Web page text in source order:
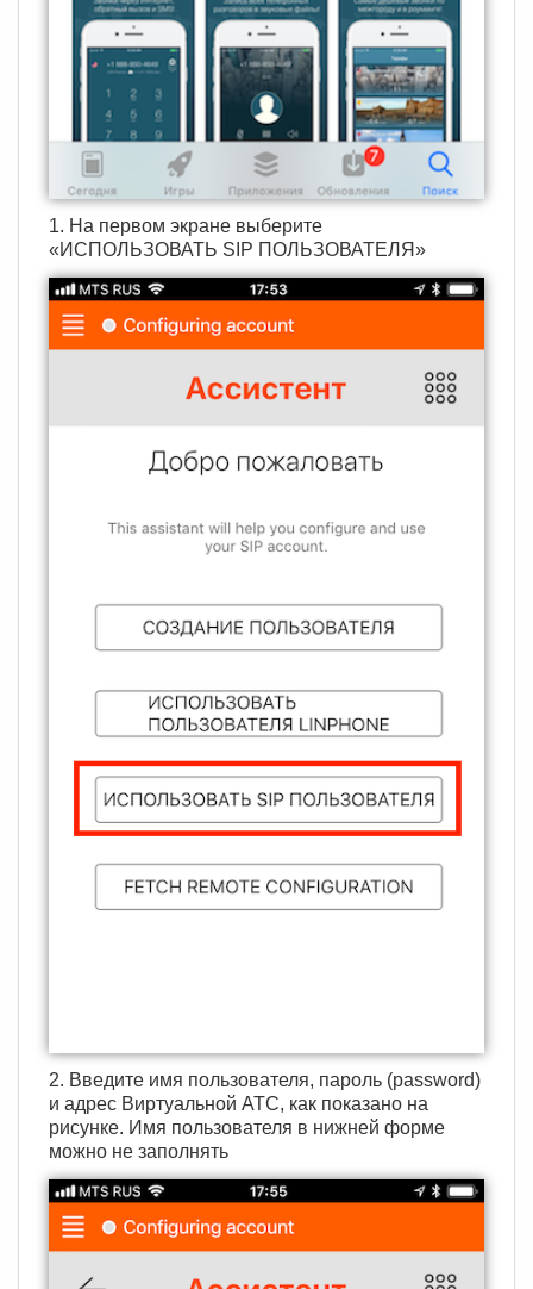
1. На первом экране выберите
«ИСПОЛЬЗОВАТЬ SIP ПОЛЬЗОВАТЕЛЯ»
2. Введите имя пользователя, пароль (password)
и адрес Виртуальной АТС, как показано на
рисунке. Имя пользователя в нижней форме
можно не заполнять